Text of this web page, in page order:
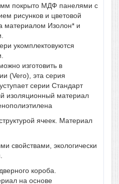
покрыто МДФ панелями с
рисунков и цветовой
материалом Изолон* и
укомплектовуются
изготовить в
(Vero), эта серия
серии Стандарт
изоляционный материал
ячеек. Материал
свойствами, экологически
короба.
на основе